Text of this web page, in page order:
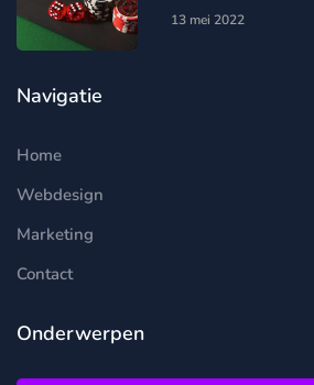
13 mei 2022
Navigatie
Home
Webdesign
Marketing
Contact
Onderwerpen